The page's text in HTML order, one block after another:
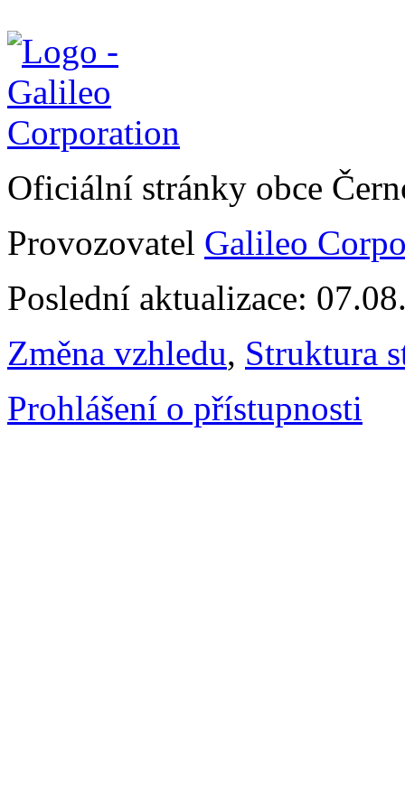
Oficiální stránky obce
Provozovatel Galileo
Poslední aktualizace:
Změna vzhledu, Struktura
Prohlášení o přístupnosti